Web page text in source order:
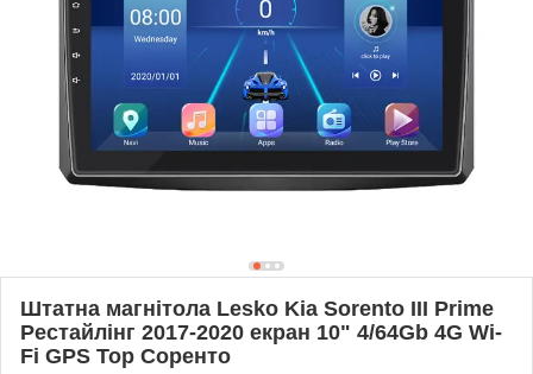
Штатна магнітола Lesko Kia Sorento III Prime
Рестайлінг 2017-2020 екран 10" 4/64Gb 4G Wi-
Fi GPS Top Соренто